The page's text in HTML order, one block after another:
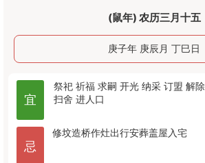
(鼠年) 农历三月十五
庚子年 庚辰月 丁巳日
宜
祭祀 祈福 求嗣 开光 纳采 订盟 解除
扫舍 进人口
忌
修坟造桥作灶出行安葬盖屋 入宅